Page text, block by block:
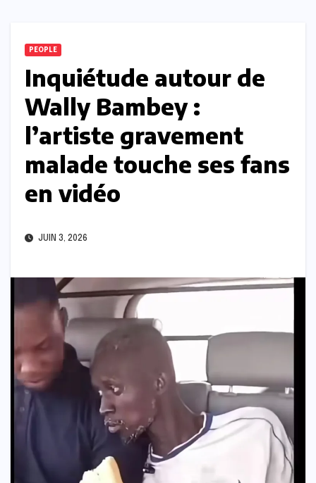
PEOPLE
Inquiétude autour de
Wally Bambey :
l’artiste gravement
malade touche ses fans
en vidéo
JUIN 3, 2026